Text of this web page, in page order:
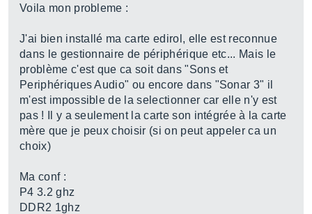
Voila mon probleme :
J'ai bien installé ma carte edirol, elle est reconnue
dans le gestionnaire de périphérique etc... Mais le
problème c'est que ca soit dans "Sons et
Periphériques Audio" ou encore dans "Sonar 3" il
m'est impossible de la selectionner car elle n'y est
pas ! Il y a seulement la carte son intégrée à la carte
mère que je peux choisir (si on peut appeler ca un
choix)
Ma conf :
P4 3.2 ghz
DDR2 1ghz